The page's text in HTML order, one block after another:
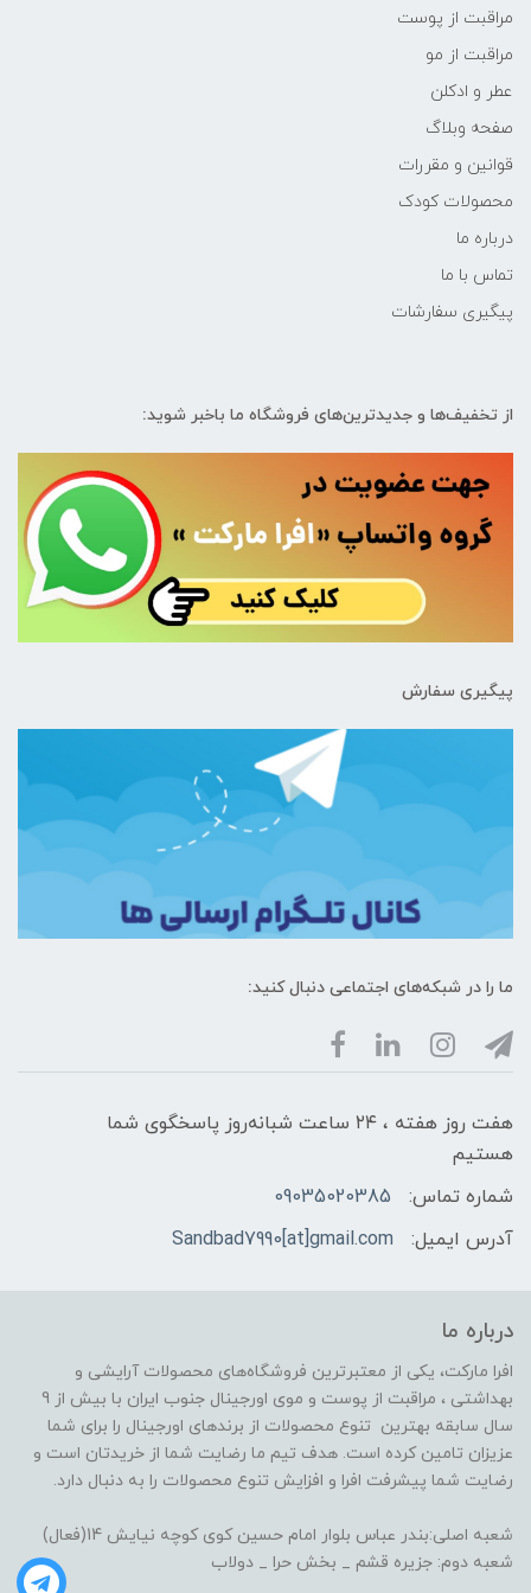
مراقبت از پوست
مراقبت از مو
عطر و ادکلن
صفحه وبلاگ
قوانین و مقررات
محصولات کودک
درباره ما
تماس با ما
پیگیری سفارشات
از تخفیف‌ها و جدیدترین‌های فروشگاه ما باخبر شوید:
پیگیری سفارش
ما را در شبکه‌های اجتماعی دنبال کنید:
هفت روز هفته ، ۲۴ ساعت شبانه‌روز پاسخگوی شما
هستیم
شماره تماس:
09035020385
آدرس ایمیل:
Sandbad7990[at]gmail.com
درباره ما
افرا مارکت، یکی از معتبرترین فروشگاه‌های محصولات آرایشی و
بهداشتی ، مراقبت از پوست و موی اورجینال جنوب ایران با بیش از 9
سال سابقه بهترین تنوع محصولات از برندهای اورجینال را برای شما
عزیزان تامین کرده است. هدف تیم ما رضایت شما از خریدتان است و
رضایت شما پیشرفت افرا و افزایش تنوع محصولات را به دنبال دارد.
شعبه اصلی:بندر عباس بلوار امام حسین کوی کوچه نیایش 14(فعال)
شعبه دوم: جزیره قشم _ بخش حرا _ دولاب